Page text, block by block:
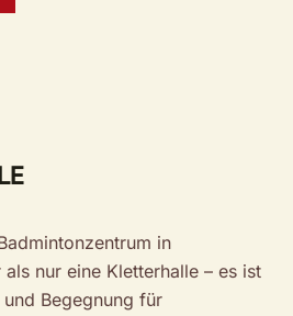
in
nur eine Kletterhalle – es ist
Begegnung für